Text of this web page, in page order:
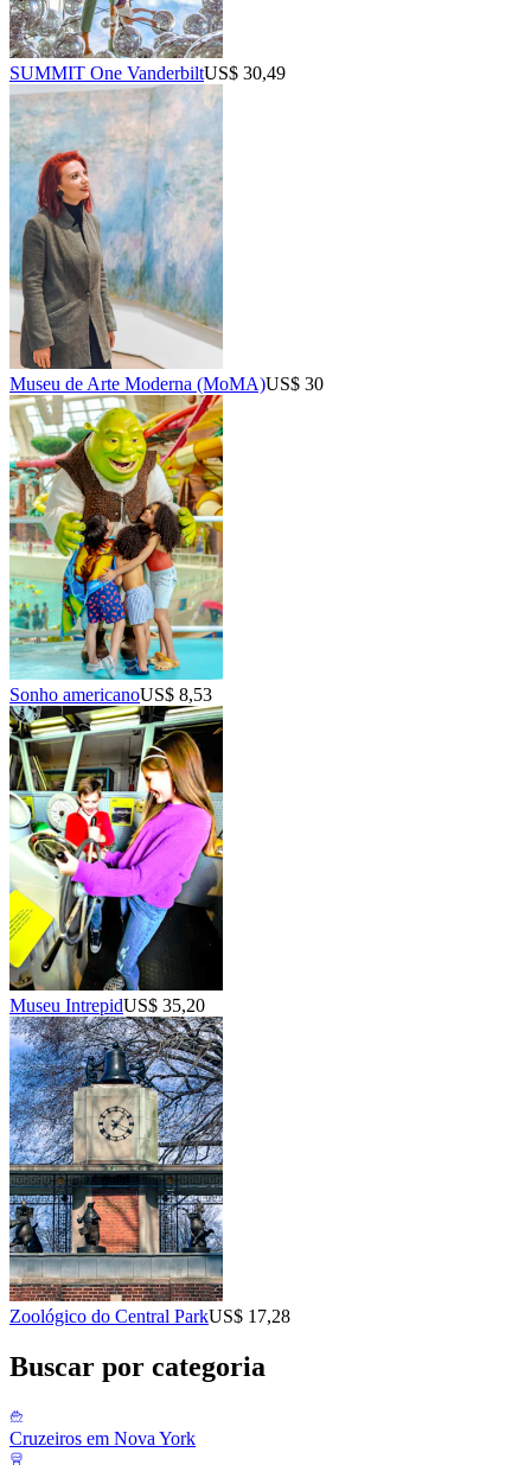
SUMMIT One VanderbiltUS$ 30,49
Museu de Arte Moderna (MoMA)US$ 30
Sonho americanoUS$ 8,53
Museu IntrepidUS$ 35,20
Zoológico do Central ParkUS$ 17,28
Buscar por categoria
Cruzeiros em Nova York